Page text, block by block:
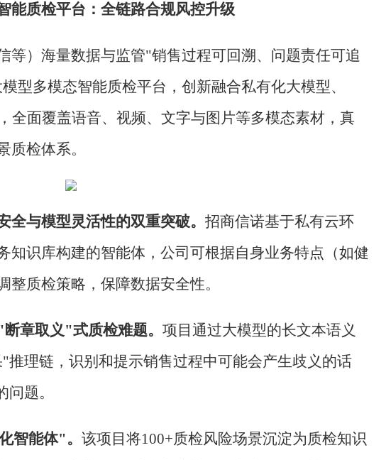
能质检平台：全链路合规风控升级
等）海量数据与监管"销售过程可回溯、问题责任可追
型多模态智能质检平台，创新融合私有化大模型、
全面覆盖语音、视频、文字与图片等多模态素材，真
质检体系。
与模型灵活性的双重突破。 招商信诺基于私有云环
知识库构建的智能体，公司可根据自身业务特点（如健
质检策略，保障数据安全性。
章取义"式质检难题。 项目通过大模型的长文本语义
理链，识别和提示销售过程中可能会产生歧义的话
题。
智能体"。 该项目将100+质检风险场景沉淀为质检知识